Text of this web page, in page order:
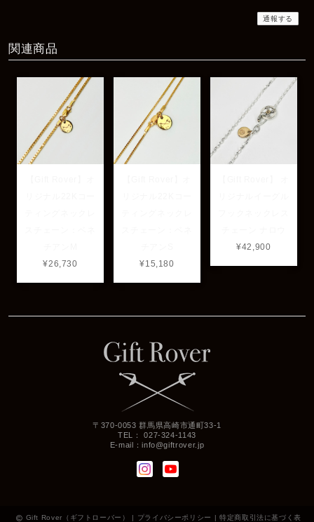
通報する
関連商品
¥26,730
¥15,180
¥42,900
〒370-0053 群馬県高崎市通町33-1
TEL： 027-324-1143
E-mail：info@giftrover.jp
Gift Rover（ギフトローバー） | プライバシーポリシー | 特定商取引法に基づく表